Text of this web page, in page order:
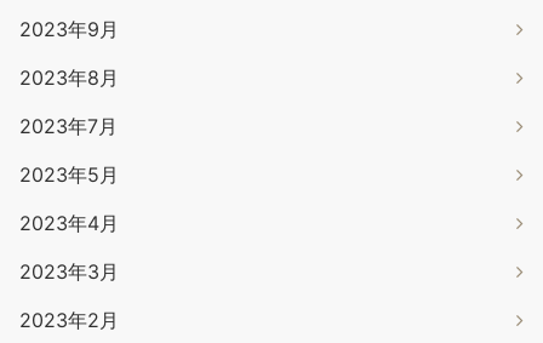
2023年9月
2023年8月
2023年7月
2023年5月
2023年4月
2023年3月
2023年2月